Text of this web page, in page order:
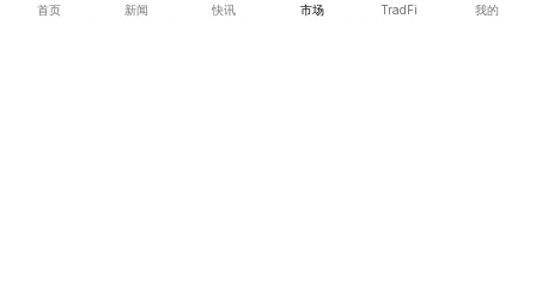
首页 新闻 快讯 市场 TradFi 我的
COINOTAG LLC · Shams Business Center, Sharjah, 839, UAE